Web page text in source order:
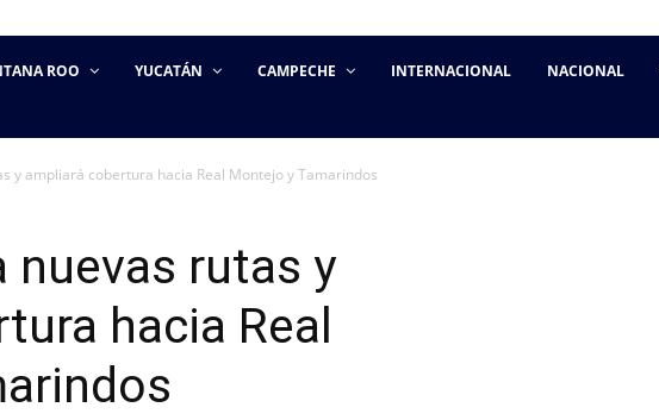
ROO YUCATÁN CAMPECHE INTERNACIONAL NACIONAL
y ampliará cobertura hacia Real Montejo y Tamarindos
nuevas rutas y
hacia Real